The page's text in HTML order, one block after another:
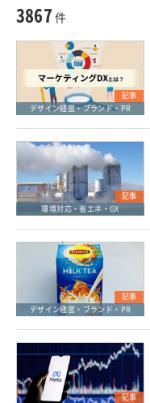
外部
スペシャルに限定する
タグ
クリア
3867 件
記事
デザイン経営・ブランド・PR
記事
環境対応・省エネ・GX
記事
デザイン経営・ブランド・PR
記事